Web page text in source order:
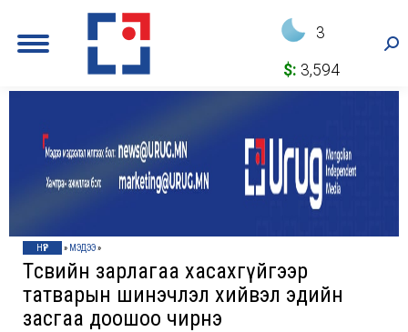
3
$: 3,594
НҮҮР » МЭДЭЭ»
Төсвийн зарлагаа хасахгүйгээр
татварын шинэчлэл хийвэл эдийн
засгаа доошоо чирнэ